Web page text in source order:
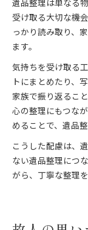
遺品整理は単なる
受け取る大切な機
っかり読み取り、
ます。
気持ちを受け取る
トにまとめたり、
家族で振り返るこ
心の整理にもつな
めることで、遺品
こうした配慮は、
ない遺品整理につ
がら、丁寧な整理